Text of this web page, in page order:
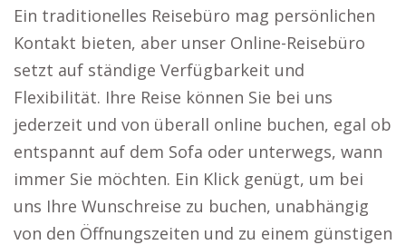
Ein traditionelles Reisebüro mag persönlichen
Kontakt bieten, aber unser Online-Reisebüro
setzt auf ständige Verfügbarkeit und
Flexibilität. Ihre Reise können Sie bei uns
jederzeit und von überall online buchen, egal ob
entspannt auf dem Sofa oder unterwegs, wann
immer Sie möchten. Ein Klick genügt, um bei
uns Ihre Wunschreise zu buchen, unabhängig
von den Öffnungszeiten und zu einem günstigen